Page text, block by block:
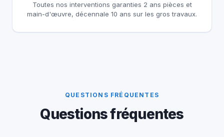
Toutes nos interventions garanties 2 ans pièces et
main-d'œuvre, décennale 10 ans sur les gros travaux.
QUESTIONS FRÉQUENTES
Questions fréquentes